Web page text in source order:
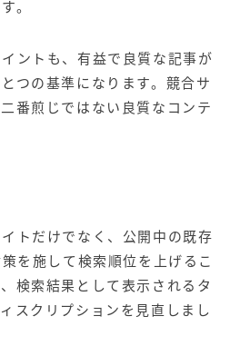
。
ントも、有益で良質な記事が
つの基準になります。競合サ
番煎じではない良質なコンテ
トだけでなく、公開中の既存
を施して検索順位を上げるこ
検索結果として表示されるタ
スクリプションを見直しまし